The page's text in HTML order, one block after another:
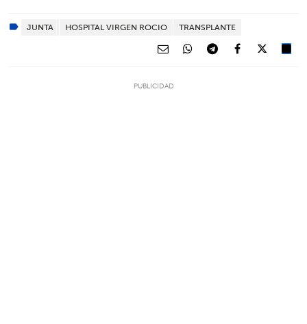
JUNTA HOSPITAL VIRGEN ROCIO TRANSPLANTE